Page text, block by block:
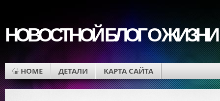
НОВОСТНОЙ БЛОГ О
HOME ДЕТАЛИ КАРТА САЙТА